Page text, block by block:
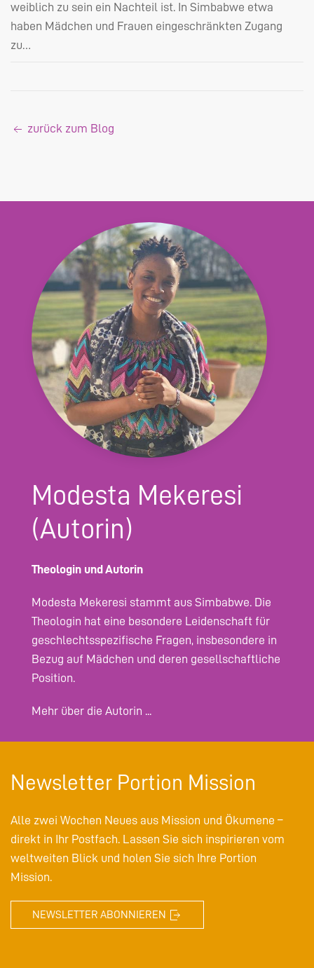
weiblich zu sein ein Nachteil ist. In Simbabwe etwa
haben Mädchen und Frauen eingeschränkten Zugang
zu…
zurück zum Blog
Modesta Mekeresi
(Autorin)
Theologin und Autorin
Modesta Mekeresi stammt aus Simbabwe. Die
Theologin hat eine besondere Leidenschaft für
geschlechtsspezifische Fragen, insbesondere in
Bezug auf Mädchen und deren gesellschaftliche
Position.
Mehr über die Autorin ...
Newsletter Portion Mission
Alle zwei Wochen Neues aus Mission und Ökumene –
direkt in Ihr Postfach. Lassen Sie sich inspirieren vom
weltweiten Blick und holen Sie sich Ihre Portion
Mission.
NEWSLETTER ABONNIEREN